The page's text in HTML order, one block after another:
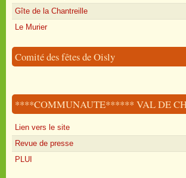
Gîte de la Chantreille
Le Murier
Comité des fêtes de Oisly
****COMMUNAUTE****** VAL DE
Lien vers le site
Revue de presse
PLUI